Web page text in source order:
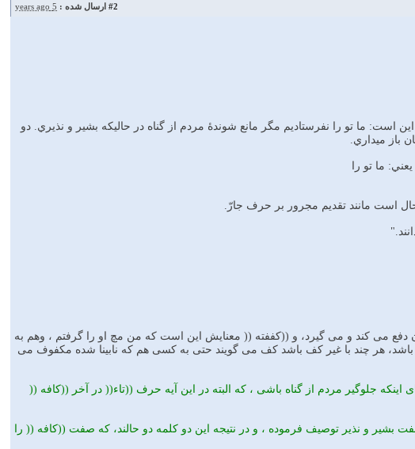
#2 ارسال شده : 5 years ago
است: ما تو را نفرستاديم مگر مانع شوندۀ مردم از گناه در حاليكه بشير و نذيري. دو
باز ميداري.
مى كند و مى گيرد، و ((كففته (( معنايش اين است كه من مچ او را گرفتم ، وهم به
هر چند با غير كف باشد كف مى گويند حتى به كسى هم كه نابينا شده مكفوف مى
جلوگير مردم از گناه باشى ، كه البته در اين آيه حرف ((تاء(( در آخر ((كافه ((
و نذير توصيف فرموده ، و در نتيجه اين دو كلمه دو حالند، كه صفت ((كافه (( را